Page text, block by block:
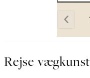
Rejse vægkunst